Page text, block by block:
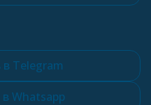
Telegram
Whatsapp